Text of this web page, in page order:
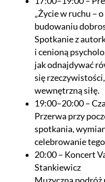
„Życie w ruchu –
budowaniu
Spotkanie z
i cenioną
jak odnajdywać
się
wewnętrzną siłę.
19:00–20:00 –
Przerwa przy
spotkania,
celebrowanie
20:00 – Koncert
Stankiewicz